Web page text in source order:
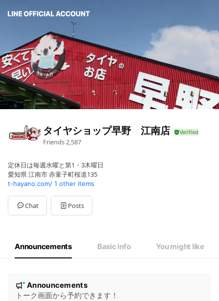
タイヤショップ早野 江南店
Friends2,587
定休日は毎週水曜と第1・3木曜日
愛知県 江南市 赤童子町桜道135
t-hayano.com/ 1 other items
Chat Posts
Announcements Basic info You might like
New
Announcements
トーク画面から予約できます！